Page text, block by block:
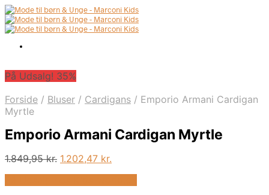
På Udsalg! 35%
Forside / Bluser / Cardigans / Emporio Armani Cardigan
Myrtle
Emporio Armani Cardigan Myrtle
1.849,95kr. Den
1.202,47 kr.